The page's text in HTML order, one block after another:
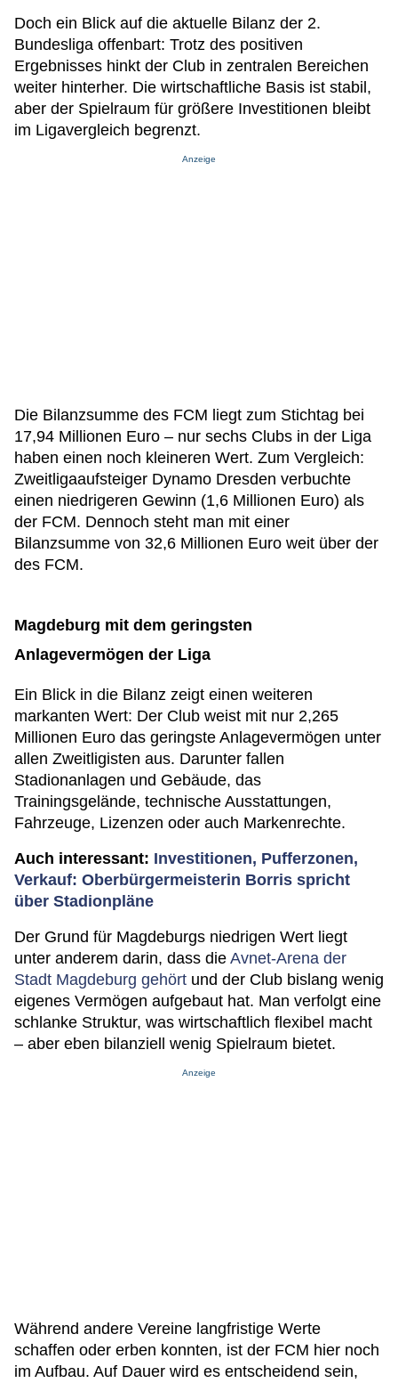
Doch ein Blick auf die aktuelle Bilanz der 2.
Bundesliga offenbart: Trotz des positiven
Ergebnisses hinkt der Club in zentralen Bereichen
weiter hinterher. Die wirtschaftliche Basis ist stabil,
aber der Spielraum für größere Investitionen bleibt
im Ligavergleich begrenzt.
Anzeige
Die Bilanzsumme des FCM liegt zum Stichtag bei
17,94 Millionen Euro – nur sechs Clubs in der Liga
haben einen noch kleineren Wert. Zum Vergleich:
Zweitligaaufsteiger Dynamo Dresden verbuchte
einen niedrigeren Gewinn (1,6 Millionen Euro) als
der FCM. Dennoch steht man mit einer
Bilanzsumme von 32,6 Millionen Euro weit über der
des FCM.
Magdeburg mit dem geringsten
Anlagevermögen der Liga
Ein Blick in die Bilanz zeigt einen weiteren
markanten Wert: Der Club weist mit nur 2,265
Millionen Euro das geringste Anlagevermögen unter
allen Zweitligisten aus. Darunter fallen
Stadionanlagen und Gebäude, das
Trainingsgelände, technische Ausstattungen,
Fahrzeuge, Lizenzen oder auch Markenrechte.
Auch interessant: Investitionen, Pufferzonen,
Verkauf: Oberbürgermeisterin Borris spricht
über Stadionpläne
Der Grund für Magdeburgs niedrigen Wert liegt
unter anderem darin, dass die Avnet-Arena der
Stadt Magdeburg gehört und der Club bislang wenig
eigenes Vermögen aufgebaut hat. Man verfolgt eine
schlanke Struktur, was wirtschaftlich flexibel macht
– aber eben bilanziell wenig Spielraum bietet.
Anzeige
Während andere Vereine langfristige Werte
schaffen oder erben konnten, ist der FCM hier noch
im Aufbau. Auf Dauer wird es entscheidend sein,